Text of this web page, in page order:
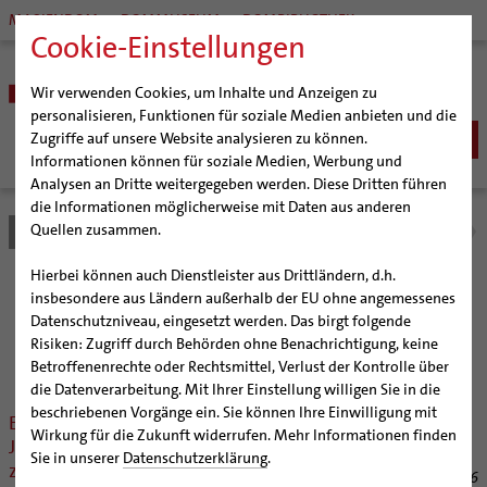
Cookie-Einstellungen
Wir verwenden Cookies, um Inhalte und Anzeigen zu
personalisieren, Funktionen für soziale Medien anbieten und die
Zugriffe auf unsere Website analysieren zu können.
Informationen können für soziale Medien, Werbung und
Analysen an Dritte weitergegeben werden. Diese Dritten führen
die Informationen möglicherweise mit Daten aus anderen
Quellen zusammen.
Hierbei können auch Dienstleister aus Drittländern, d.h.
insbesondere aus Ländern außerhalb der EU ohne angemessenes
Datenschutzniveau, eingesetzt werden. Das birgt folgende
Risiken: Zugriff durch Behörden ohne Benachrichtigung, keine
Betroffenenrechte oder Rechtsmittel, Verlust der Kontrolle über
die Datenverarbeitung. Mit Ihrer Einstellung willigen Sie in die
beschriebenen Vorgänge ein. Sie können Ihre Einwilligung mit
Wirkung für die Zukunft widerrufen. Mehr Informationen finden
Sie in unserer Datenschutzerklärung.
MARIENDOM DOMMUSEUM DOMBIBLIOTHEK
BISTUM
Bischöfe
Weihbischof Dr. Martin Marahrens
Bischof em. Norbert Trelle
Weihbischof em. Bongartz
Weihbischof em. Schwerdtfeger
Weihbischof em. Koitz
Bischof em. Dr. Wüstenberg
Generalvikariat
Gremien
Diözesangericht
Gemeindegremien
Pfarrgemeinden
Hildesheimer Dom
Virtueller Rundgang durch den Dom
Tausendjähriger Rosenstock
Die Hildesheimer Dommusik
Wallfahrten | Pilgern
Termine Wallfahrten und Pilgern
Jakobswege im Bistum Hildesheim
Veranstaltungen
Strategieprozess
Jugend
Bistum Hildesheim
Nachrichtenarchiv
der Bischöflichen Pressestelle Hildesheim (bph)
Ein Gebäude des Gymnasiums Mariano-
Josephinum in Hildesheim wird
zurückgebaut
06/30/2026